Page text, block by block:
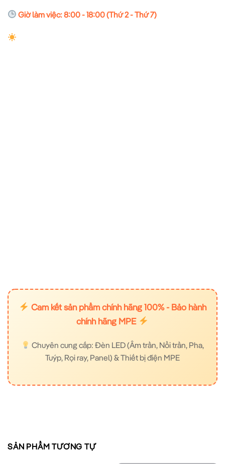
Giờ làm việc: 8:00 - 18:00 (Thứ 2 - Thứ 7)
Cam kết sản phẩm chính hãng 100% - Bảo hành
chính hãng MPE
Chuyên cung cấp: Đèn LED (Âm trần, Nổi trần, Pha,
Tuýp, Rọi ray, Panel) & Thiết bị điện MPE
SẢN PHẨM TƯƠNG TỰ